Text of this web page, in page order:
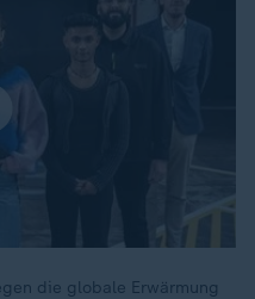
die globale Erwärmung